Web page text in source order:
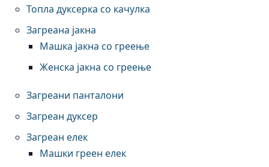
Топла дуксерка со качулка
Загреана јакна
Машка јакна со греење
Женска јакна со греење
Загреани панталони
Загреан дуксер
Загреан елек
Машки греен елек